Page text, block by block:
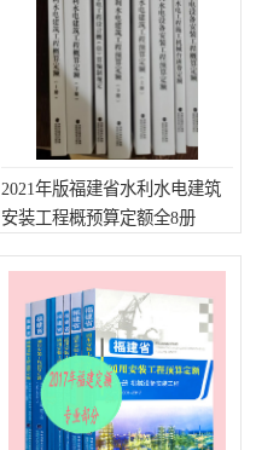
2021年版福建省水利水电建筑
安装工程概预算定额全8册
冶金工业矿山建设工程预
算定额2
人防工程预算定额
有色工程预算定额
沿海港口工程预算定额
吉林建筑工程预算定额
辽宁省建筑工程预算定额
贵州省工程预算定额
上海建设预算工程定额